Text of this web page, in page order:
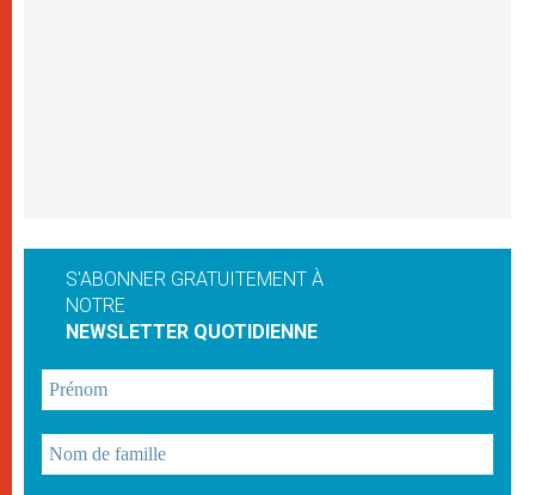
S'ABONNER GRATUITEMENT À
NOTRE
NEWSLETTER QUOTIDIENNE